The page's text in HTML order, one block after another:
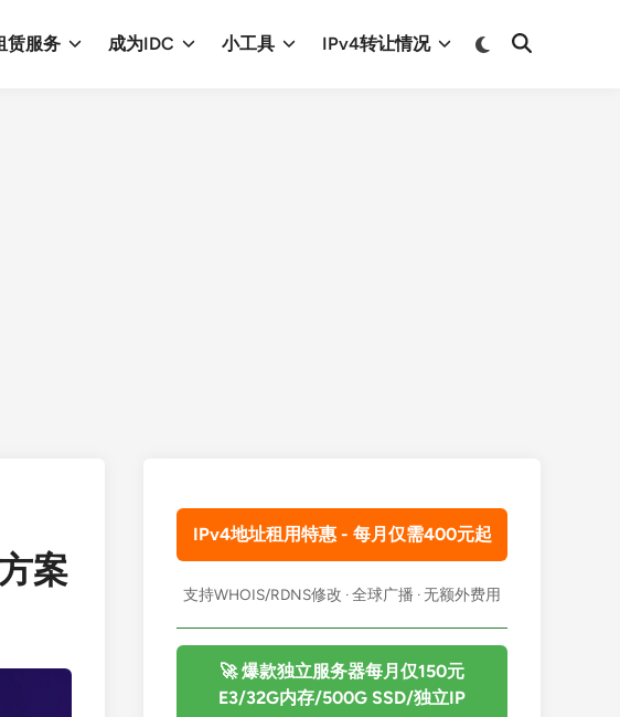
赁服务 成为IDC 小工具 IPv4转让情况
Switch
Open
案
IPv4地址租用特惠 - 每月仅需400元起
支持WHOIS/RDNS修改 · 全球广播 · 无额外费用
🚀 爆款独立服务器每月仅150元
E3/32G内存/500G SSD/独立IP